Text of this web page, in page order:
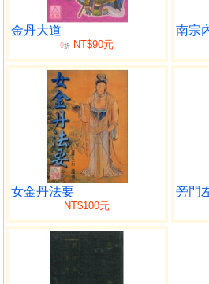
宗開山祖師張伯端之大弟子， 得其
於世，享年一百三十七歲。
．．．．．．．．．．．．．．
東海
辳 識於丙子仲冬月
一．鍾呂內功問答
論真仙第一
論大道第二
論天地第三
論日月第四
論五行第六
金丹大道
9折 NT$90元
南宗
女金丹法要
NT$100元
旁門